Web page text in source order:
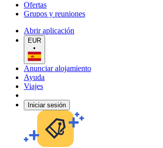
Ofertas
Grupos y reuniones
Abrir aplicación
EUR
•
Anunciar alojamiento
Ayuda
Viajes
Iniciar sesión